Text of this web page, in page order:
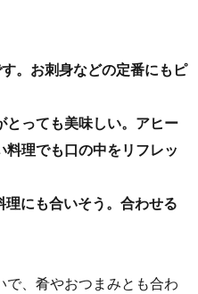
。お刺身などの定番にもピ
っても美味しい。アヒー
理でも口の中をリフレッ
にも合いそう。合わせる
、肴やおつまみとも合わ